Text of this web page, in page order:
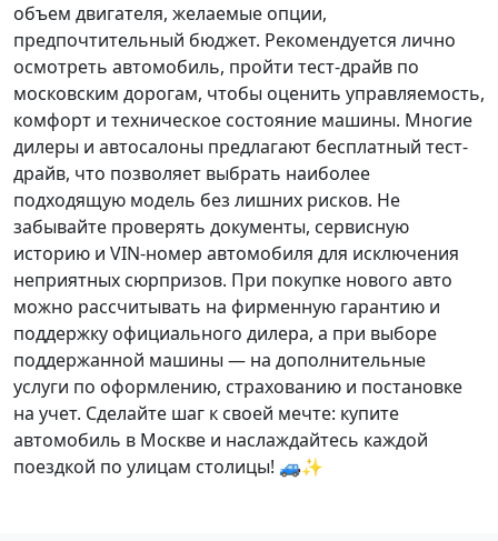
объем двигателя, желаемые опции,
предпочтительный бюджет. Рекомендуется лично
осмотреть автомобиль, пройти тест-драйв по
московским дорогам, чтобы оценить управляемость,
комфорт и техническое состояние машины. Многие
дилеры и автосалоны предлагают бесплатный тест-
драйв, что позволяет выбрать наиболее
подходящую модель без лишних рисков. Не
забывайте проверять документы, сервисную
историю и VIN-номер автомобиля для исключения
неприятных сюрпризов. При покупке нового авто
можно рассчитывать на фирменную гарантию и
поддержку официального дилера, а при выборе
поддержанной машины — на дополнительные
услуги по оформлению, страхованию и постановке
на учет. Сделайте шаг к своей мечте: купите
автомобиль в Москве и наслаждайтесь каждой
поездкой по улицам столицы! 🚙✨